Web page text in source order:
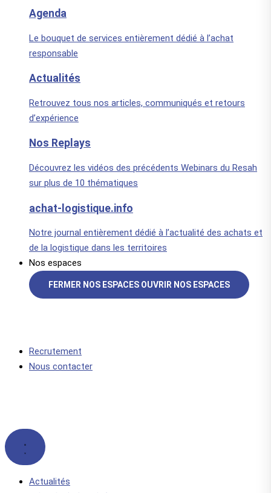
Agenda
Le bouquet de services entièrement dédié à l’achat
responsable
Actualités
Retrouvez tous nos articles, communiqués et retours
d’expérience
Nos Replays
Découvrez les vidéos des précédents Webinars du Resah
sur plus de 10 thématiques
achat-logistique.info
Notre journal entièrement dédié à l’actualité des achats et
de la logistique dans les territoires
Nos espaces
FERMER NOS ESPACES OUVRIR NOS ESPACES
Recrutement
Nous contacter
Actualités